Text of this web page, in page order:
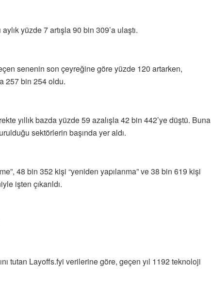
yüzde 7 artışla 90 bin 309’a ulaştı.
senenin son çeyreğine göre yüzde 120 artarken,
257 bin 254 oldu.
yıllık bazda yüzde 59 azalışla 42 bin 442’ye düştü. Buna
sektörlerin başında yer aldı.
48 bin 352 kişi “yeniden yapılanma” ve 38 bin 619 kişi
işten çıkarıldı.
tutan Layoffs.fyi verilerine göre, geçen yıl 1192 teknoloji